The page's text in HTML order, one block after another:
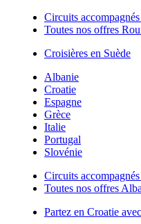
Circuits
Toutes nos offres
Croisières en Suède
Albanie
Croatie
Espagne
Grèce
Italie
Portugal
Slovénie
Circuits
Toutes nos offres
Partez en Croatie